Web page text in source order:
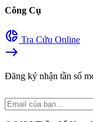
Công Cụ
donut_small Tra Cứu Online
east
Đăng ký nhận tần số